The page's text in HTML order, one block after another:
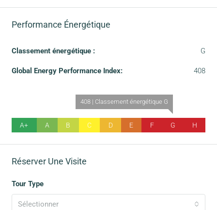
Performance Énergétique
Classement énergétique : G
Global Energy Performance Index: 408
A+ A B C D E F
408 | Classement énergétique G
G H
Réserver Une Visite
Tour Type
Sélectionner